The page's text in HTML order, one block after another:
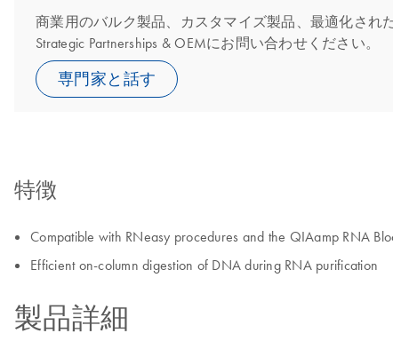
商業用のバルク製品、カスタマイズ製品、最適化され
Strategic Partnerships & OEMにお問い合わせください。
専門家と話す
特徴
Compatible with RNeasy procedures and the QIAamp RNA
Efficient on-column digestion of DNA during RNA purification
製品詳細